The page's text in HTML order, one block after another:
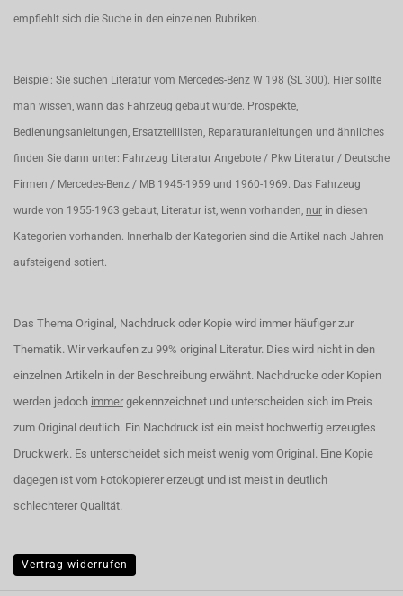
empfiehlt sich die Suche in den einzelnen Rubriken.
Beispiel: Sie suchen Literatur vom Mercedes-Benz W 198 (SL 300). Hier sollte
man wissen, wann das Fahrzeug gebaut wurde. Prospekte,
Bedienungsanleitungen, Ersatzteillisten, Reparaturanleitungen und ähnliches
finden Sie dann unter: Fahrzeug Literatur Angebote / Pkw Literatur / Deutsche
Firmen / Mercedes-Benz / MB 1945-1959 und 1960-1969. Das Fahrzeug
wurde von 1955-1963 gebaut, Literatur ist, wenn vorhanden, nur in diesen
Kategorien vorhanden. Innerhalb der Kategorien sind die Artikel nach Jahren
aufsteigend sotiert.
Das Thema Original, Nachdruck oder Kopie wird immer häufiger zur
Thematik. Wir verkaufen zu 99% original Literatur. Dies wird nicht in den
einzelnen Artikeln in der Beschreibung erwähnt. Nachdrucke oder Kopien
werden jedoch immer gekennzeichnet und unterscheiden sich im Preis
zum Original deutlich. Ein Nachdruck ist ein meist hochwertig erzeugtes
Druckwerk. Es unterscheidet sich meist wenig vom Original. Eine Kopie
dagegen ist vom Fotokopierer erzeugt und ist meist in deutlich
schlechterer Qualität.
Vertrag widerrufen